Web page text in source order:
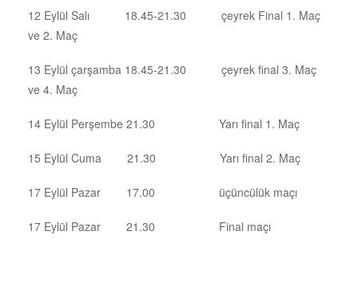
12 Eylül Salı 18.45-21.30 çeyrek Final 1. Maç
ve 2. Maç
13 Eylül çarşamba 18.45-21.30 çeyrek final 3. Maç
ve 4. Maç
14 Eylül Perşembe 21.30 Yarı final 1. Maç
15 Eylül Cuma 21.30 Yarı final 2. Maç
17 Eylül Pazar 17.00 üçüncülük maçı
17 Eylül Pazar 21.30 Final maçı